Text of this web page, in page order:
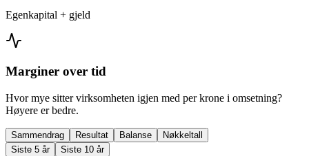
Egenkapital + gjeld
Marginer over tid
Hvor mye sitter virksomheten igjen med per krone i omsetning?
Høyere er bedre.
Sammendrag Resultat Balanse
Nøkkeltall
Siste 5 år
Siste 10 år